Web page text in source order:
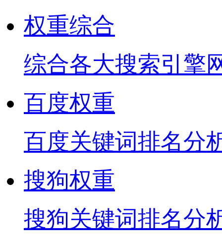
权重综合
综合各大搜索引擎
百度权重
百度关键词排名分
搜狗权重
搜狗关键词排名分